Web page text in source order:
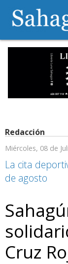
Redacción
Miércoles, 08 de
La cita
de agosto
Cruz